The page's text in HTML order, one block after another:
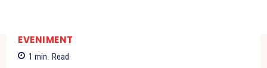
EVENIMENT
1 min. Read